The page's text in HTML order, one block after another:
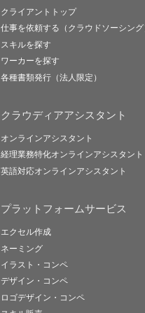
クライアントトップ
仕事を依頼する（クラウドソーシング
スキルを探す
ワーカーを探す
各種書類発行（法人限定）
クラウディアアシスタント
オンラインアシスタント
経理業務特化オンラインアシスタント
英語対応オンラインアシスタント
プラットフォームサービス
エクセル作成
ネーミング
イラスト・コンペ
デザイン・コンペ
ロゴデザイン・コンペ